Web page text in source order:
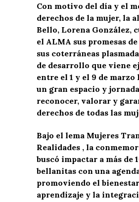
Con motivo del día y el
derechos de la mujer, la
Bello, Lorena González,
el ALMA sus promesas
sus coterráneas
de desarrollo que viene
entre el 1 y el 9 de marzo
un gran espacio y
reconocer, valorar y
derechos de todas las
Bajo el lema Mujeres
Realidades , la
buscó impactar a más de
bellanitas con una
promoviendo el
aprendizaje y la